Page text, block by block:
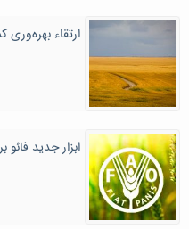
ارتقاء
ابزار جدید